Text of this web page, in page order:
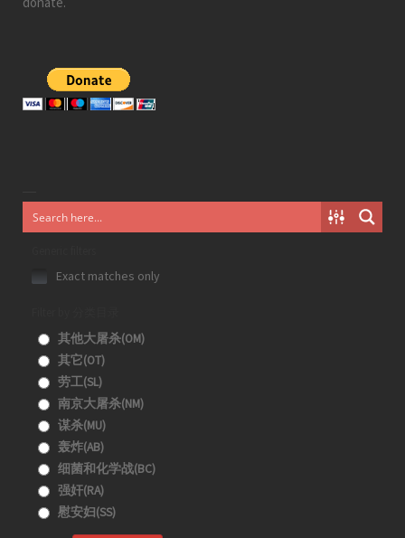
Exact matches only
其他大屠杀(OM)
其它(OT)
劳工(SL)
南京大屠杀(NM)
谋杀(MU)
轰炸(AB)
细菌和化学战(BC)
强奸(RA)
慰安妇(SS)